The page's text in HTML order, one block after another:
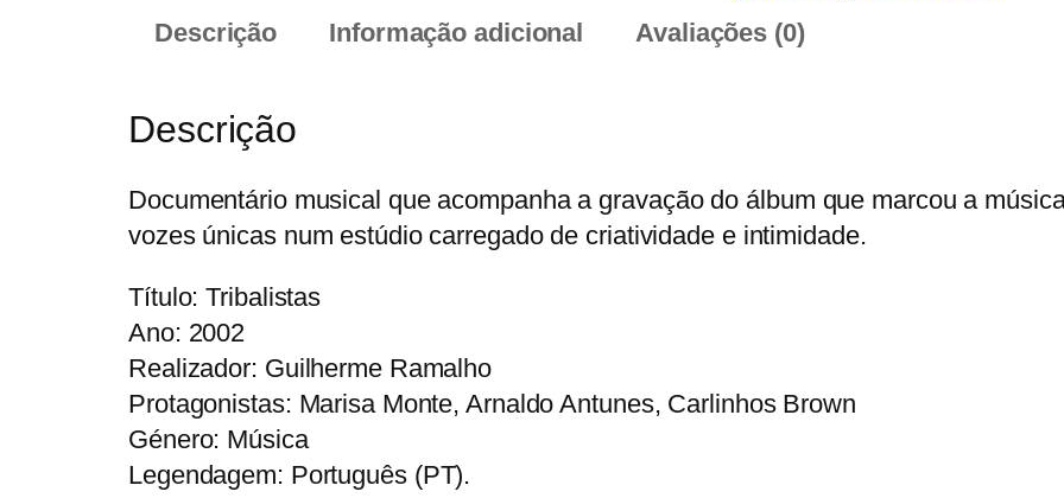
a
e
T
l
Descrição
Informação adicional Avaliações (0)
Descrição
Documentário musical que acompanha a gravação do álbum que marcou a
vozes únicas num estúdio carregado de criatividade e intimidade.
Título: Tribalistas
Ano: 2002
Realizador: Guilherme Ramalho
Protagonistas: Marisa Monte, Arnaldo Antunes, Carlinhos Brown
Género: Música
Legendagem: Português (PT).